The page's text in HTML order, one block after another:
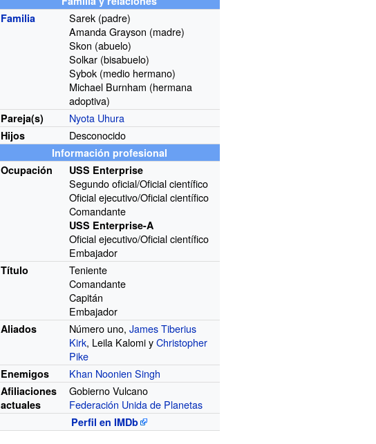
Familia
Sarek (padre)
Amanda Grayson (madre)
Skon (abuelo)
Solkar (bisabuelo)
Sybok (medio hermano)
Michael Burnham (hermana
adoptiva)
Pareja(s) Nyota Uhura
Hijos Desconocido
Información profesional
Ocupación
USS Enterprise
Segundo oficial/Oficial científico
Oficial ejecutivo/Oficial científico
Comandante
USS Enterprise-A
Oficial ejecutivo/Oficial científico
Embajador
Título
Teniente
Comandante
Capitán
Embajador
Aliados Número uno,James Tiberius
Kirk, Leila Kalomi yChristopher
Pike
Enemigos Khan Noonien Singh
Afiliaciones
actuales
Gobierno Vulcano
Federación Unida de Planetas
Perfil en IMDb